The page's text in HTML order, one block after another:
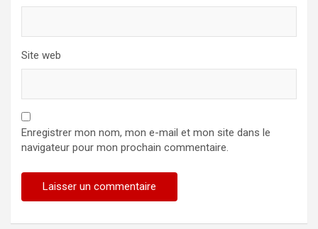
Site web
Enregistrer mon nom, mon e-mail et mon site dans le
navigateur pour mon prochain commentaire.